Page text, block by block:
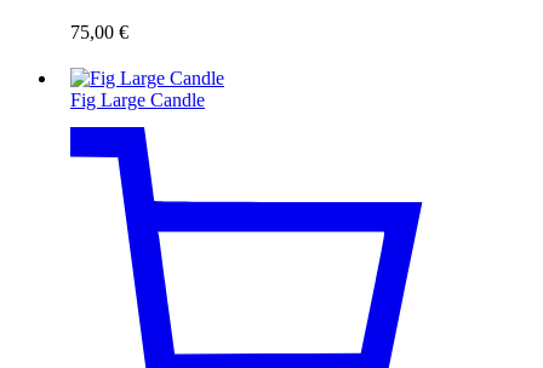
75,00 €
Fig Large Candle